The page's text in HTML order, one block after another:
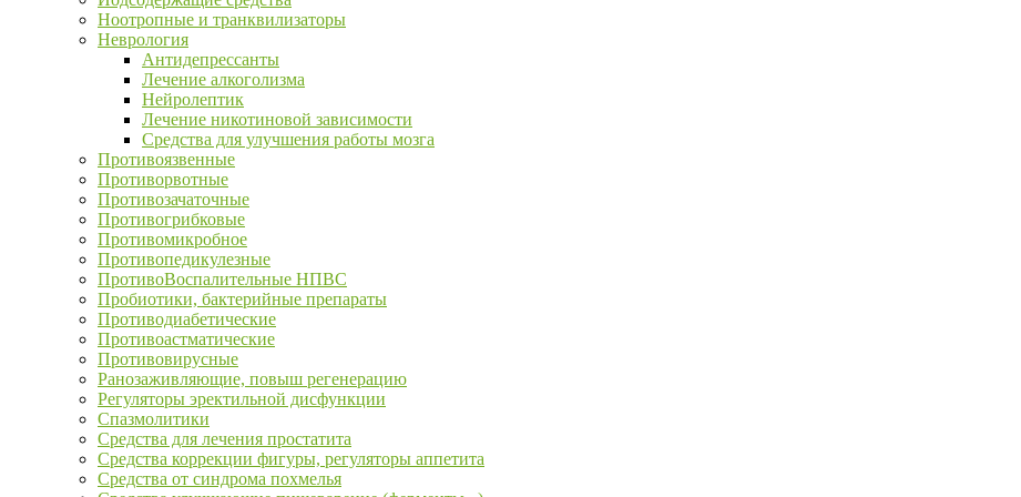
Ноотропные и транквилизаторы
Неврология
Антидепрессанты
Лечение алкоголизма
Нейролептик
Лечение никотиновой зависимости
Средства для улучшения работы мозга
Противоязвенные
Противорвотные
Противозачаточные
Противогрибковые
Противомикробное
Противопедикулезные
ПротивоВоспалительные НПВС
Пробиотики, бактерийные препараты
Противодиабетические
Противоастматические
Противовирусные
Ранозаживляющие, повыш регенерацию
Регуляторы эректильной дисфункции
Спазмолитики
Средства для лечения простатита
Средства коррекции фигуры, регуляторы аппетита
Средства от синдрома похмелья